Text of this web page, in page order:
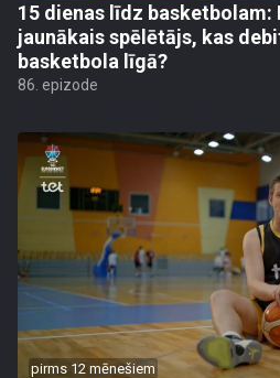
15 dienas līdz basketbolam:
jaunākais spēlētājs, kas
basketbola līgā?
86. epizode
pirms 12 mēnešiem